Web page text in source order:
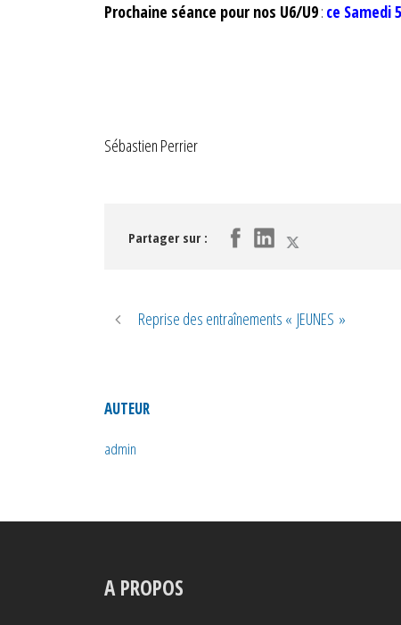
Prochaine séance pour nos U6/U9: ce Samedi
Sébastien Perrier
Partager sur :
Reprise des entraînements « JEUNES »
AUTEUR
admin
A PROPOS